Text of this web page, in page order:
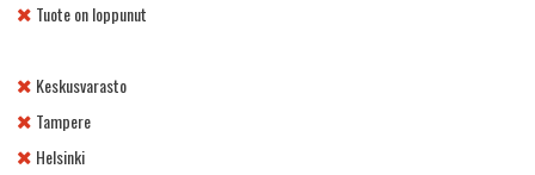
Tuote on loppunut
Keskusvarasto
Tampere
Helsinki